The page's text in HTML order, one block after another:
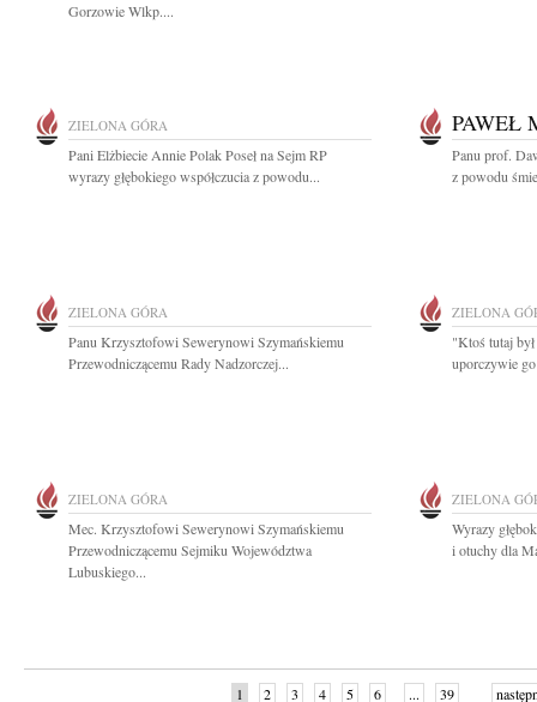
Gorzowie Wlkp....
ZIELONA GÓRA
Pani Elżbiecie Annie Polak Poseł na Sejm RP
wyrazy głębokiego współczucia z powodu...
PAWEŁ
Panu prof.
z powodu
ZIELONA GÓRA
Panu Krzysztofowi Sewerynowi Szymańskiemu
Przewodniczącemu Rady Nadzorczej...
ZIELONA
"Ktoś tutaj
uporczywie
ZIELONA GÓRA
Mec. Krzysztofowi Sewerynowi Szymańskiemu
Przewodniczącemu Sejmiku Województwa
Lubuskiego...
ZIELONA
Wyrazy
i otuchy dla
1 2 3 4 5 6 ... 39